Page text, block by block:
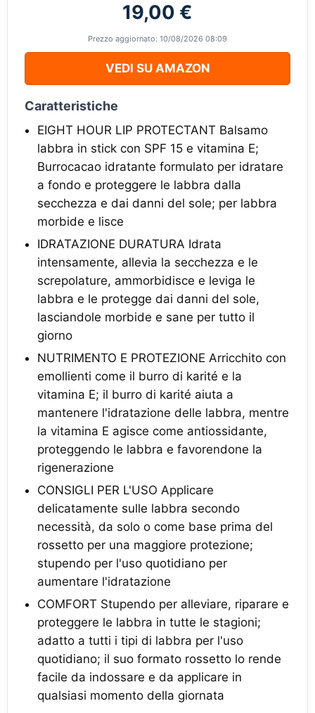
19,00 €
Prezzo aggiornato: 10/08/2026 08:09
VEDI SU AMAZON
Caratteristiche
EIGHT HOUR LIP PROTECTANT Balsamo
labbra in stick con SPF 15 e vitamina E;
Burrocacao idratante formulato per idratare
a fondo e proteggere le labbra dalla
secchezza e dai danni del sole; per labbra
morbide e lisce
IDRATAZIONE DURATURA Idrata
intensamente, allevia la secchezza e le
screpolature, ammorbidisce e leviga le
labbra e le protegge dai danni del sole,
lasciandole morbide e sane per tutto il
giorno
NUTRIMENTO E PROTEZIONE Arricchito con
emollienti come il burro di karité e la
vitamina E; il burro di karité aiuta a
mantenere l'idratazione delle labbra, mentre
la vitamina E agisce come antiossidante,
proteggendo le labbra e favorendone la
rigenerazione
CONSIGLI PER L'USO Applicare
delicatamente sulle labbra secondo
necessità, da solo o come base prima del
rossetto per una maggiore protezione;
stupendo per l'uso quotidiano per
aumentare l'idratazione
COMFORT Stupendo per alleviare, riparare e
proteggere le labbra in tutte le stagioni;
adatto a tutti i tipi di labbra per l'uso
quotidiano; il suo formato rossetto lo rende
facile da indossare e da applicare in
qualsiasi momento della giornata